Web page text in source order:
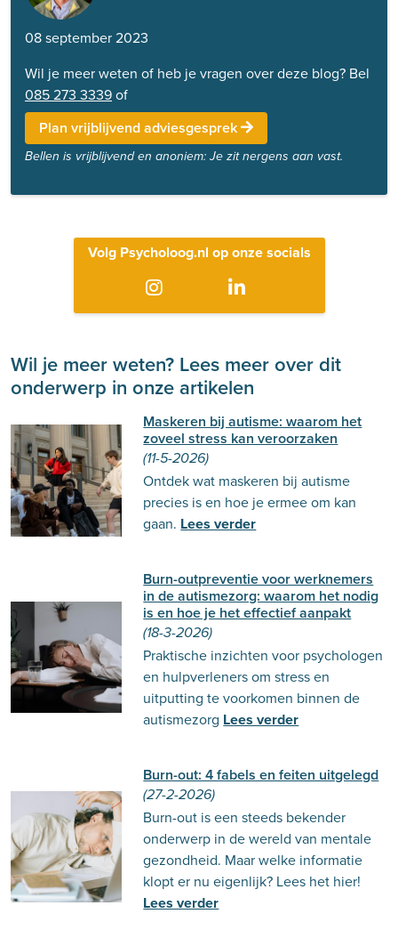
08 september 2023
Wil je meer weten of heb je vragen over deze blog? Bel
085 273 3339of
Plan vrijblijvend adviesgesprek
Bellen is vrijblijvend en anoniem: Je zit nergens aan vast.
Volg Psycholoog.nl op onze socials
Wil je meer weten? Lees meer over dit
onderwerp in onze artikelen
Maskeren bij autisme: waarom het
zoveel stress kan veroorzaken
(11-5-2026)
Ontdek wat maskeren bij autisme
precies is en hoe je ermee om kan
gaan. Lees verder
Burn-outpreventie voor werknemers
in de autismezorg: waarom het nodig
is en hoe je het effectief aanpakt
(18-3-2026)
Praktische inzichten voor psychologen
en hulpverleners om stress en
uitputting te voorkomen binnen de
autismezorg Lees verder
Burn-out: 4 fabels en feiten uitgelegd
(27-2-2026)
Burn-out is een steeds bekender
onderwerp in de wereld van mentale
gezondheid. Maar welke informatie
klopt er nu eigenlijk? Lees het hier!
Lees verder